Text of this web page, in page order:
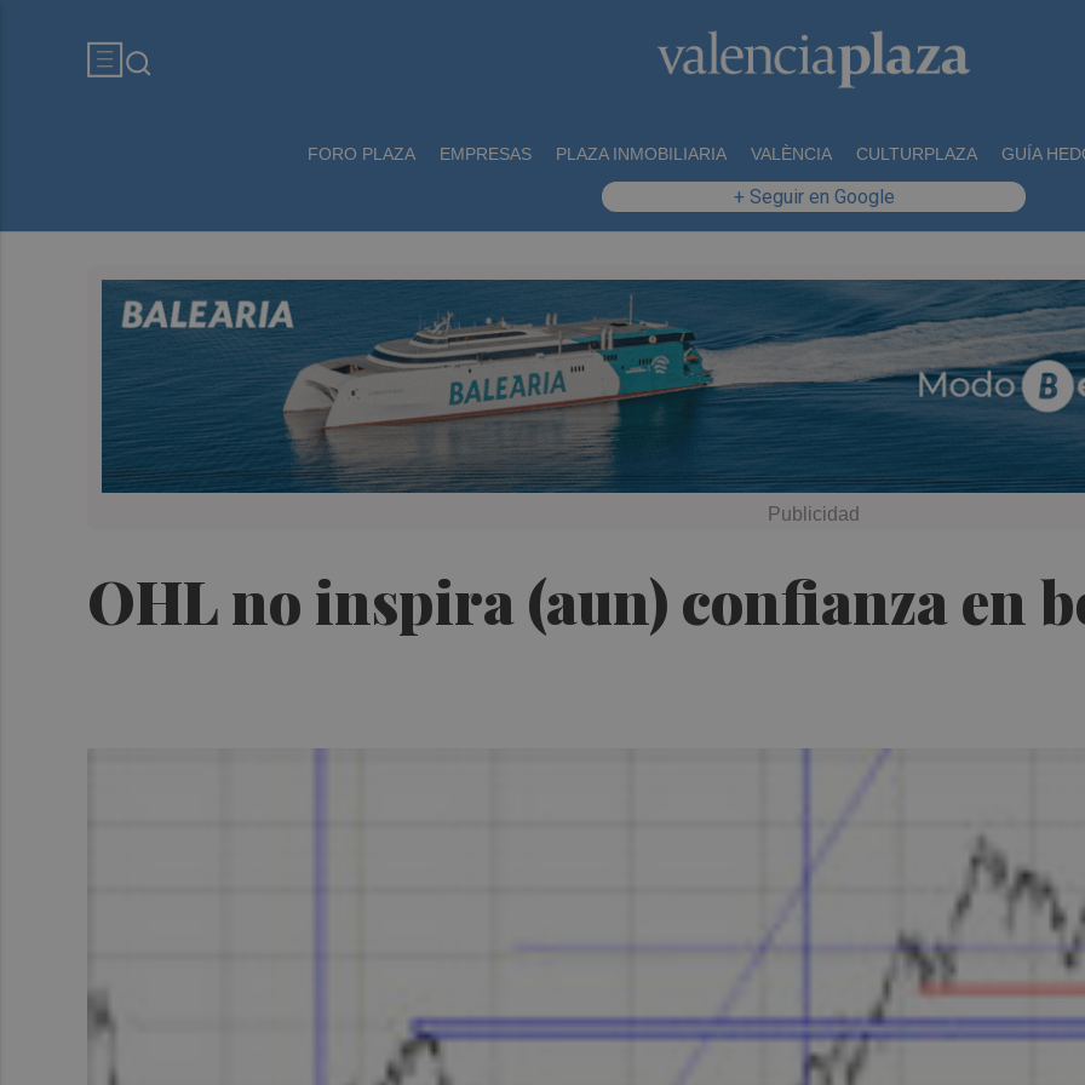
FORO PLAZA EMPRESAS PLAZA INMOBILIARIA VALÈNCIA CULTURPLAZA GUÍA
+ Seguir en Google
OHL no inspira (aun) confianza en